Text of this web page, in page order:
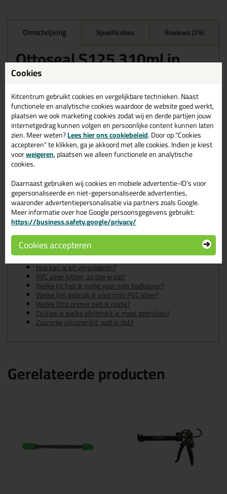
Omschrijving Specificaties Reviews (25)
Ottoseal S125 310ml in
Mat Sneeuwwit C6832
Ottoseal S125 310ml in de kleur Mat Sneeuwwit C6832 is te
gebruiken voor verschillende toepassingen. Een duurzame en
veelzijdige kit welke makkelijk te verwerken is. Perfect als je een
bijpassende kleur zoekt met gegarandeerd een topresultaat.
Bestel de Ottoseal S125 310ml in kleur Mat Sneeuwwit C6832
vandaag nog! Op voorraad en op werkdagen besteld = morgen in
huis.
Wil je meer weten over de toepassing en kenmerken van dit
product? Lees alles over dit product >
Tips & tricks voor Ottoseal S125
310ml
In de volgende blogs wordt dit product gebruikt:
De badkamer kitten? Lees hier hoe!
Gietvloer kitten, zo doe je dat!
Hoe kan je een (kunststof) binnenkozijn afkitten?
Hoe kan je kit verwijderen?
PVC vloer kitten, zo doe je dat!
Welke kit heb ik nodig voor mijn badkamer?
Welke lijm gebruik ik voor mijn PVC vloer?
Welke Otto primer heb ik nodig?
Zo kies je welke plintenkit je moet gebruiken!
Zuurvrije siliconenkit, wat is dat?
Gerelateerde producten
Cookies
Kitcentrum gebruikt cookies en vergelijkbare technieken. Naast
functionele en analytische cookies waardoor de website goed werkt,
plaatsen we ook marketing cookies zodat wij en derde partijen jouw
internetgedrag kunnen volgen en persoonlijke content kunnen laten
zien. Meer weten?Lees hier ons cookiebeleid. Door op "Cookies
accepteren" te klikken, ga je akkoord met alle cookies. Indien je kiest
voorweigeren, plaatsen we alleen functionele en analytische
cookies.
Daarnaast gebruiken wij cookies en mobiele advertentie-ID’s voor
gepersonaliseerde en niet-gepersonaliseerde advertenties,
waaronder advertentiepersonalisatie via partners zoals Google.
Meer informatie over hoe Google persoonsgegevens gebruikt:
https://business.safety.google/privacy/
Cookies accepteren